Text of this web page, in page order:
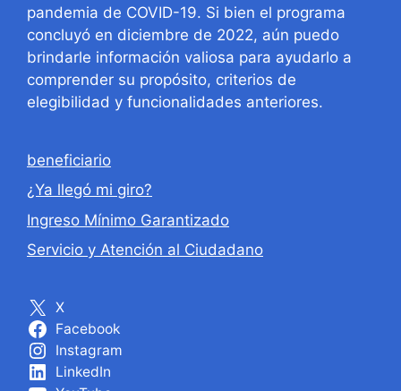
pandemia de COVID-19. Si bien el programa
concluyó en diciembre de 2022, aún puedo
brindarle información valiosa para ayudarlo a
comprender su propósito, criterios de
elegibilidad y funcionalidades anteriores.
beneficiario
¿Ya llegó mi giro?
Ingreso Mínimo Garantizado
Servicio y Atención al Ciudadano
X
Facebook
Instagram
LinkedIn